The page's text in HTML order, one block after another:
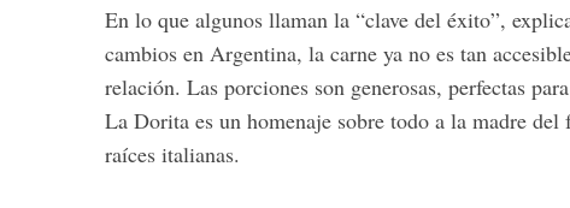
En lo que algunos llaman la “clave del éxito”,
cambios en Argentina, la carne ya no es tan
relación. Las porciones son generosas, perfectas
La Dorita es un homenaje sobre todo a la madre
raíces italianas.